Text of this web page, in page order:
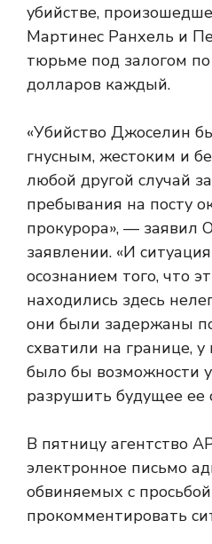
убийстве,
Мартинес Ранхель и
тюрьме под залогом
долларов каждый.
«Убийство Джоселин
гнусным, жестоким и
любой другой случай
пребывания на посту
прокурора», — заявил
заявлении. «И
осознанием того, что
находились здесь
они были задержаны
схватили на границе,
было бы возможности
разрушить будущее ее
В пятницу агентство
электронное письмо
обвиняемых с просьбой
прокомментировать